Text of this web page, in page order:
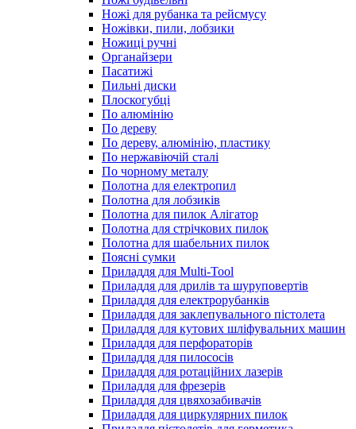
Ножі для рубанка та рейсмусу
Ножівки, пили, лобзики
Ножиці ручні
Органайзери
Пасатижі
Пильні диски
Плоскогубці
По алюмінію
По дереву
По дереву, алюмінію, пластику
По нержавіючій сталі
По чорному металу
Полотна для електропил
Полотна для лобзиків
Полотна для пилок Алігатор
Полотна для стрічкових пилок
Полотна для шабельних пилок
Поясні сумки
Приладдя для Multi-Tool
Приладдя для дрилів та шуруповертів
Приладдя для електрорубанків
Приладдя для заклепувального пістолета
Приладдя для кутових шліфувальних машин
Приладдя для перфораторів
Приладдя для пилососів
Приладдя для ротаційних лазерів
Приладдя для фрезерів
Приладдя для цвяхозабивачів
Приладдя для циркулярних пилок